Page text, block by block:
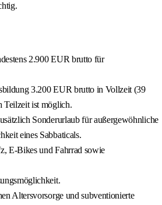
2.900 EUR brutto für
3.200 EUR brutto in Vollzeit (39
Teilzeit ist möglich.
Sonderurlaub für außergewöhnliche
eines Sabbaticals.
E-Bikes und Fahrrad sowie
Altersvorsorge und subventionierte